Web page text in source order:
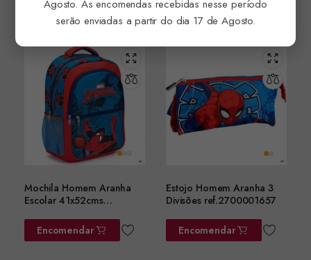
Encomendar
Encomendar
Mochila Homem Aranha
Escolar 41x52cms
Encomendar
Estojo Homem Aranha 3
Divisões ref.2700001657
Encomendar
Agosto. As encomendas recebidas nesse período
serão enviadas a partir do dia 17 de Agosto.